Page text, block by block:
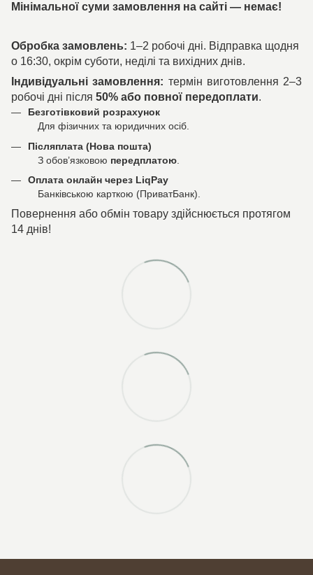
Мінімальної суми замовлення на сайті — немає!
Обробка замовлень: 1–2 робочі дні. Відправка щодня
о 16:30, окрім суботи, неділі та вихідних днів.
Індивідуальні замовлення: термін виготовлення 2–3
робочі дні після 50% або повної передоплати.
Безготівковий розрахунок
Для фізичних та юридичних осіб.
Післяплата (Нова пошта)
З обов’язковою передплатою
Оплата онлайн через LiqPay
Банківською карткою (ПриватБанк).
Повернення або обмін товару здійснюється протягом
14 днів!